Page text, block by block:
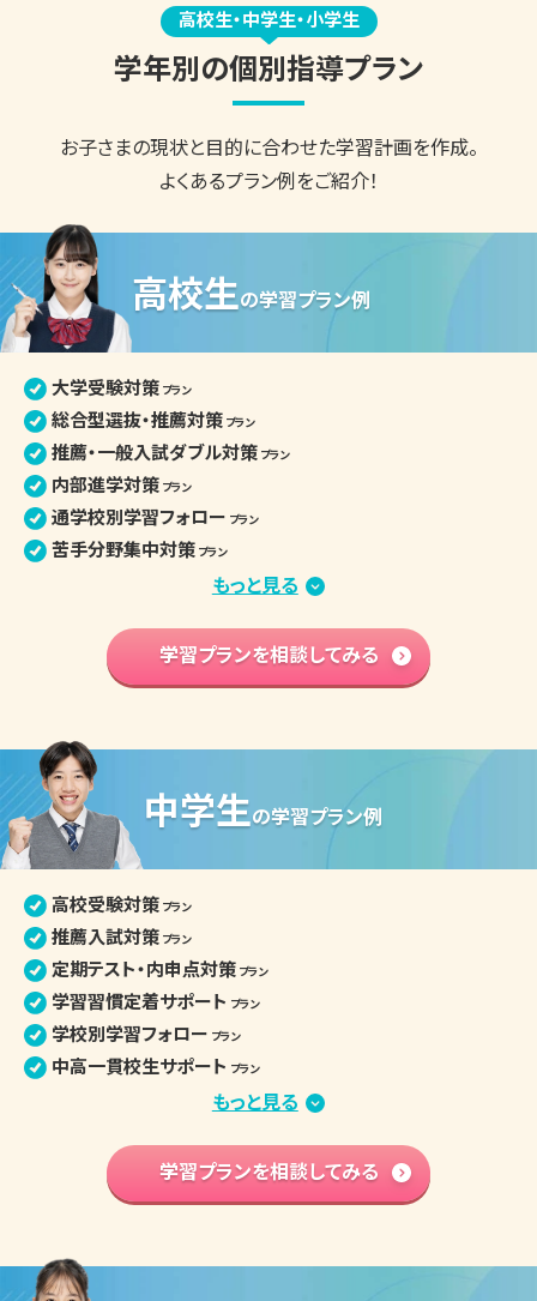
高校生・中学生・小学生
学年別の個別指導プラン
お子さまの現状と目的に合わせた学習計画を作成。
よくあるプラン例をご紹介！
高校生の学習プラン例
大学受験対策 プラン
総合型選抜・推薦対策 プラン
推薦・一般入試ダブル対策 プラン
内部進学対策 プラン
通学校別学習フォロー プラン
苦手分野集中対策 プラン
定期テスト・評定対策プラン
部活との両立 プラン
学習内容 基礎固め プラン
高校入学準備 プラン
高校生の個別指導詳細
もっと見る
学習プランを相談してみる
中学生の学習プラン例
高校受験対策 プラン
推薦入試対策 プラン
定期テスト・内申点対策 プラン
学習習慣定着サポート プラン
学校別学習フォロー プラン
中高一貫校生サポート プラン
学習内容 基礎固め プラン
英語資格検定対策 プラン
高校学習先取り プラン
もっと見る
学習プランを相談してみる